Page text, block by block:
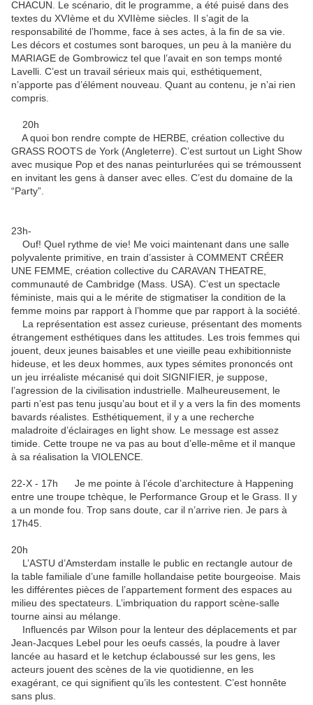
CHACUN. Le scénario, dit le programme, a été puisé dans des
textes du XVIème et du XVIIème siècles. Il s’agit de la
responsabilité de l’homme, face à ses actes, à la fin de sa vie.
Les décors et costumes sont baroques, un peu à la manière du
MARIAGE de Gombrowicz tel que l’avait en son temps monté
Lavelli. C’est un travail sérieux mais qui, esthétiquement,
n’apporte pas d’élément nouveau. Quant au contenu, je n’ai rien
compris.
20h
A quoi bon rendre compte de HERBE, création collective du
GRASS ROOTS de York (Angleterre). C’est surtout un Light Show
avec musique Pop et des nanas peinturlurées qui se trémoussent
en invitant les gens à danser avec elles. C’est du domaine de la
“Party”.
23h-
Ouf! Quel rythme de vie! Me voici maintenant dans une salle
polyvalente primitive, en train d’assister à COMMENT CRÉER
UNE FEMME, création collective du CARAVAN THEATRE,
communauté de Cambridge (Mass. USA). C’est un spectacle
féministe, mais qui a le mérite de stigmatiser la condition de la
femme moins par rapport à l’homme que par rapport à la société.
La représentation est assez curieuse, présentant des moments
étrangement esthétiques dans les attitudes. Les trois femmes qui
jouent, deux jeunes baisables et une vieille peau exhibitionniste
hideuse, et les deux hommes, aux types sémites prononcés ont
un jeu irréaliste mécanisé qui doit SIGNIFIER, je suppose,
l’agression de la civilisation industrielle. Malheureusement, le
parti n’est pas tenu jusqu’au bout et il y a vers la fin des moments
bavards réalistes. Esthétiquement, il y a une recherche
maladroite d’éclairages en light show. Le message est assez
timide. Cette troupe ne va pas au bout d’elle-même et il manque
à sa réalisation la VIOLENCE.
22-X - 17h Je me pointe à l’école d’architecture à Happening
entre une troupe tchèque, le Performance Group et le Grass. Il y
a un monde fou. Trop sans doute, car il n’arrive rien. Je pars à
17h45.
20h
L’ASTU d’Amsterdam installe le public en rectangle autour de
la table familiale d’une famille hollandaise petite bourgeoise. Mais
les différentes pièces de l’appartement forment des espaces au
milieu des spectateurs. L’imbriquation du rapport scène-salle
tourne ainsi au mélange.
Influencés par Wilson pour la lenteur des déplacements et par
Jean-Jacques Lebel pour les oeufs cassés, la poudre à laver
lancée au hasard et le ketchup éclaboussé sur les gens, les
acteurs jouent des scènes de la vie quotidienne, en les
exagérant, ce qui signifient qu’ils les contestent. C’est honnête
sans plus.